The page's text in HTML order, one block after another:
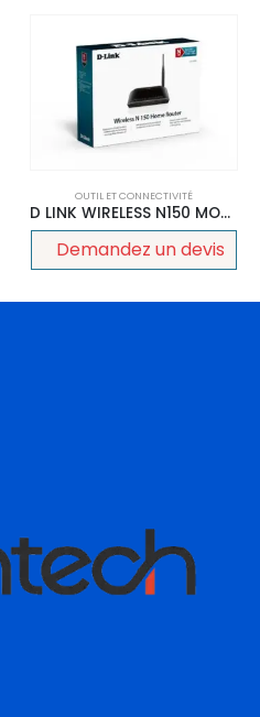
OUTIL ET CONNECTIVITÉ
Clé WiFi TP-Link N 300 Mbps TL-WN823N
Demandez un devis